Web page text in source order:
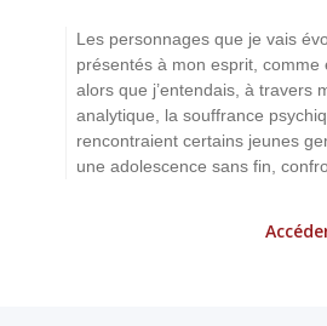
Les personnages que je vais
présentés à mon esprit, comme
alors que j’entendais, à travers
analytique, la souffrance
rencontraient certains jeunes
une adolescence sans fin,